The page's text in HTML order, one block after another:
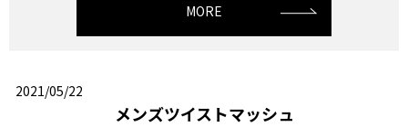
MORE
2021/05/22
メンズツイストマッシュ